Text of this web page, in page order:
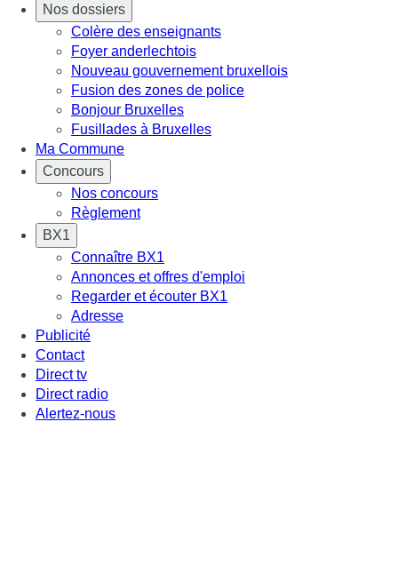
Nos dossiers
Colère des enseignants
Foyer anderlechtois
Nouveau gouvernement bruxellois
Fusion des zones de police
Bonjour Bruxelles
Fusillades à Bruxelles
Ma Commune
Concours
Nos concours
Règlement
BX1
Connaître BX1
Annonces et offres d'emploi
Regarder et écouter BX1
Adresse
Publicité
Contact
Direct tv
Direct radio
Alertez-nous